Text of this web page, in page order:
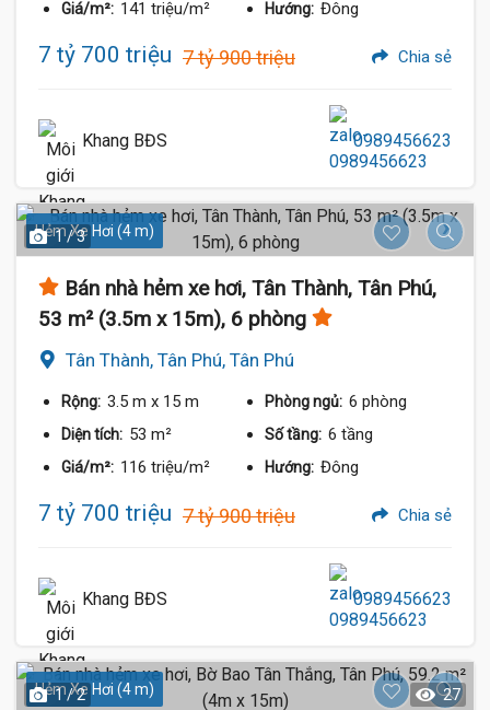
Giá/m²: 141 triệu/m² Hướng: Đông
7 tỷ 700 triệu 7 tỷ 900 triệu Chia sẻ
Khang BĐS 0989456623
Hẻm Xe Hơi (4 m)
1 / 3
Bán nhà hẻm xe hơi, Tân Thành, Tân Phú,
53 m² (3.5m x 15m), 6 phòng
Tân Thành, Tân Phú, Tân Phú
Rộng: 3.5 m x 15 m Phòng ngủ: 6 phòng
Diện tích: 53 m² Số tầng: 6 tầng
Giá/m²: 116 triệu/m² Hướng: Đông
7 tỷ 700 triệu 7 tỷ 900 triệu Chia sẻ
Khang BĐS 0989456623
Hẻm Xe Hơi (4 m)
1 / 2 27